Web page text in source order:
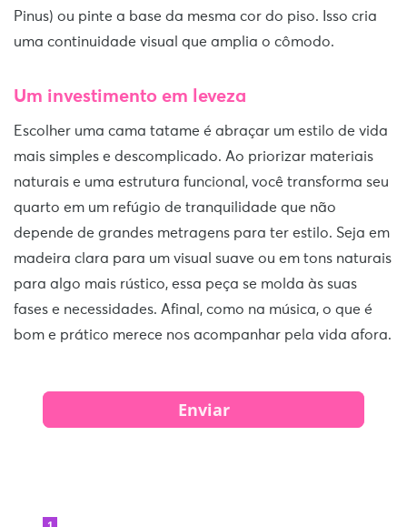
Pinus) ou pinte a base da mesma cor do piso. Isso cria
uma continuidade visual que amplia o cômodo.
Um investimento em leveza
Escolher uma cama tatame é abraçar um estilo de vida
mais simples e descomplicado. Ao priorizar materiais
naturais e uma estrutura funcional, você transforma seu
quarto em um refúgio de tranquilidade que não
depende de grandes metragens para ter estilo. Seja em
madeira clara para um visual suave ou em tons naturais
para algo mais rústico, essa peça se molda às suas
fases e necessidades. Afinal, como na música, o que é
bom e prático merece nos acompanhar pela vida afora.